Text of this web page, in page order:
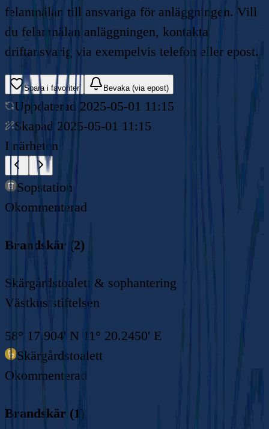
felanmälan till ansvariga för anläggningen. Vill
du felanmälan anläggningen, kontakta
driftansvarig via exempelvis telefon eller epost.
Spara i favoriter Bevaka (via epost)
Uppdaterad 2025-05-01 11:15
Skapad 2025-05-01 11:15
I närheten
Sopstation
Okommenterad
Brandskär (2)
Skärgårdstoalett & sophantering
Västkuststiftelsen
58° 17.904' N 11° 20.2450' E
Skärgårdstoalett
Okommenterad
Brandskär (1)